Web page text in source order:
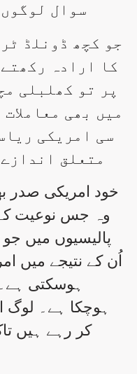
سوال
جو کچھ ڈونلڈ
کا ارادہ
پر تو کھلبلی
میں بھی
سی امریکی
متعلق
خود امریکی صدر
وہ جس نوعیت کے
پالیسیوں میں جو
اُن کے نتیجے میں
ہوسکتی
ہوچکا ہے۔ لوگ
کر رہے ہیں